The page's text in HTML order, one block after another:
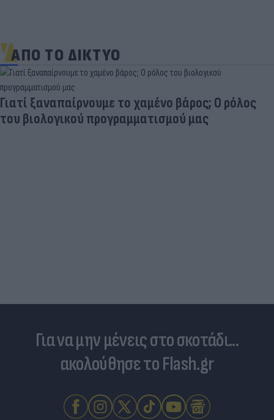
ΑΠΟ ΤΟ ΔΙΚΤΥΟ
Γιατί ξαναπαίρνουμε το χαμένο βάρος; Ο ρόλος
του βιολογικού προγραμματισμού μας
Για να μην μένεις στο σκοτάδι...
ακολούθησε το Flash.gr